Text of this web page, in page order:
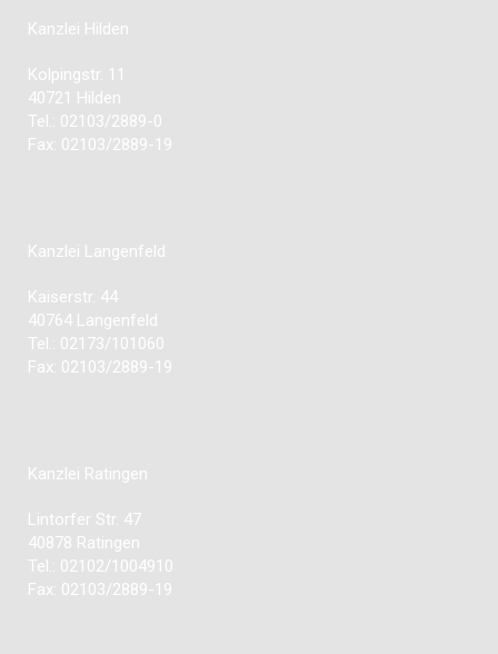
Kanzlei Hilden
Kolpingstr. 11
40721 Hilden
Tel.: 02103/2889-0
Fax: 02103/2889-19
Kanzlei Langenfeld
Kaiserstr. 44
40764 Langenfeld
Tel.: 02173/101060
Fax: 02103/2889-19
Kanzlei Ratingen
Lintorfer Str. 47
40878 Ratingen
Tel.: 02102/1004910
Fax: 02103/2889-19